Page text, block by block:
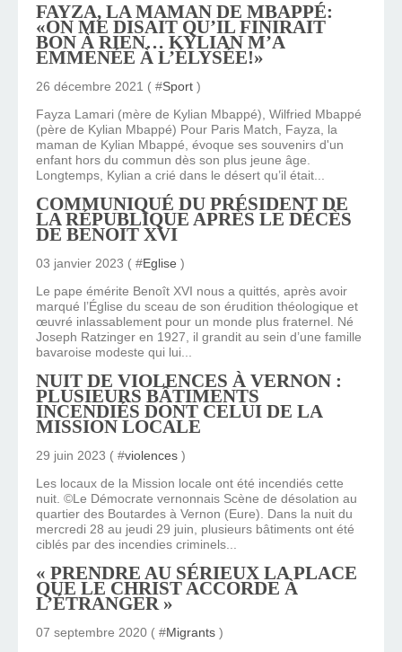
FAYZA, LA MAMAN DE MBAPPÉ:
«ON ME DISAIT QU’IL FINIRAIT
BON À RIEN… KYLIAN M’A
EMMENÉE À L’ÉLYSÉE!»
26 décembre 2021 ( #Sport )
Fayza Lamari (mère de Kylian Mbappé), Wilfried Mbappé
(père de Kylian Mbappé) Pour Paris Match, Fayza, la
maman de Kylian Mbappé, évoque ses souvenirs d'un
enfant hors du commun dès son plus jeune âge.
Longtemps, Kylian a crié dans le désert qu’il était...
COMMUNIQUÉ DU PRÉSIDENT DE
LA RÉPUBLIQUE APRÈS LE DÉCÈS
DE BENOIT XVI
03 janvier 2023 ( #Eglise )
Le pape émérite Benoît XVI nous a quittés, après avoir
marqué l’Église du sceau de son érudition théologique et
œuvré inlassablement pour un monde plus fraternel. Né
Joseph Ratzinger en 1927, il grandit au sein d’une famille
bavaroise modeste qui lui...
NUIT DE VIOLENCES À VERNON :
PLUSIEURS BÂTIMENTS
INCENDIÉS DONT CELUI DE LA
MISSION LOCALE
29 juin 2023 ( #violences )
Les locaux de la Mission locale ont été incendiés cette
nuit. ©Le Démocrate vernonnais Scène de désolation au
quartier des Boutardes à Vernon (Eure). Dans la nuit du
mercredi 28 au jeudi 29 juin, plusieurs bâtiments ont été
ciblés par des incendies criminels...
« PRENDRE AU SÉRIEUX LA PLACE
QUE LE CHRIST ACCORDE À
L’ÉTRANGER »
07 septembre 2020 ( #Migrants )